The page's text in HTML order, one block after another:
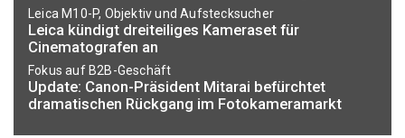
Leica M10-P, Objektiv und Aufstecksucher
Leica kündigt dreiteiliges Kameraset für
Cinematografen an
Fokus auf B2B-Geschäft
Update: Canon-Präsident Mitarai befürchtet
dramatischen Rückgang im Fotokameramarkt